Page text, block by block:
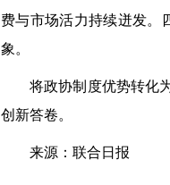
费与市场活力持续迸发。
象。
将政协制度优势转化
创新答卷。
来源：联合日报